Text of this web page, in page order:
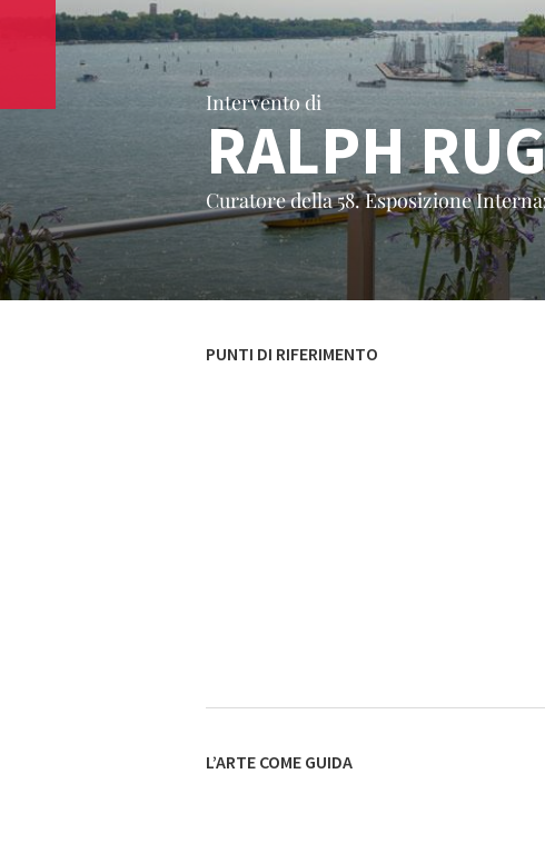
Intervento di
RALPH
Curatore della 58. Esposizione
PUNTI DI RIFERIMENTO
L’ARTE COME GUIDA